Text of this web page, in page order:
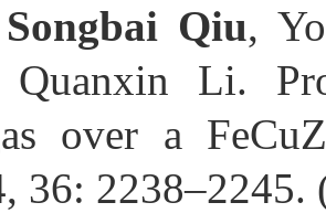
Songbai Qiu,
Li.
over a
36: 2238–2245.